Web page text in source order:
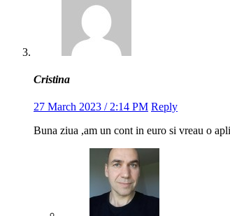
Cristina
27 March 2023 / 2:14 PM Reply
Buna ziua ,am un cont in euro si vreau o